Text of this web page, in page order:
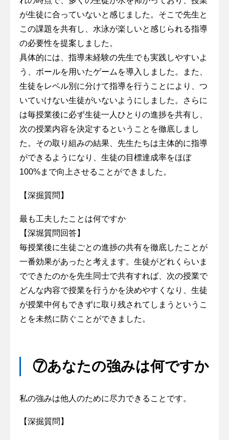
が生徒に合っていないと感じました。そこで先生と
この課題を共有し、水泳が楽しいと感じられる指導
の必要性を提案しました。
具体的には、指導未経験の先生でも実践しやすいよ
う、ボールを用いたゲームを導入しました。また、
生徒をレベル別に分けて指導を行うことにより、つ
いていけない生徒がいないようにしました。さらに
は毎授業後に必ず生徒一人ひとりの進捗を共有し、
次の授業内容を決定するということを徹底しまし
た。その取り組みの結果、先生たちは主体的に指導
ができるようになり、生徒の目標達成率をほぼ
100%まで向上させることができました。
【深掘質問】
最も工夫したことは何ですか
【深堀質問回答】
毎授業後に生徒ごとの進捗の共有を徹底したことが
一番効果があったと考えます。生徒がどれくらいま
でできたのかを先生同士で共有すれば、次の授業で
どんな内容で授業を行うかを決めやすくなり、生徒
が授業中何もできずに取り残されてしまうというこ
とを未然に防ぐことができました。
⑦あなたの強みは何ですか
私の強みは他人のために尽力できることです。
【深掘質問】